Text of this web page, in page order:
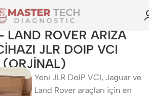
LAND ROVER ARIZA
JLR DOIP VCI
(ORJİNAL)
Yeni JLR DoIP VCI, Jaguar ve
Land Rover araçları için en